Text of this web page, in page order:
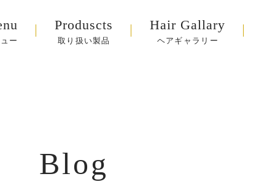
ー
Produscts
取り扱い製品
Hair Gallary
ヘアギャラリー
Blog